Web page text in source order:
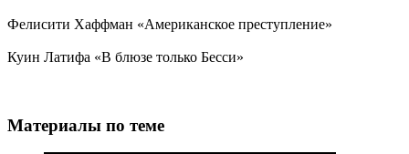
Фелисити Хаффман «Американское преступление»
Куин Латифа «В блюзе только Бесси»
Материалы по теме